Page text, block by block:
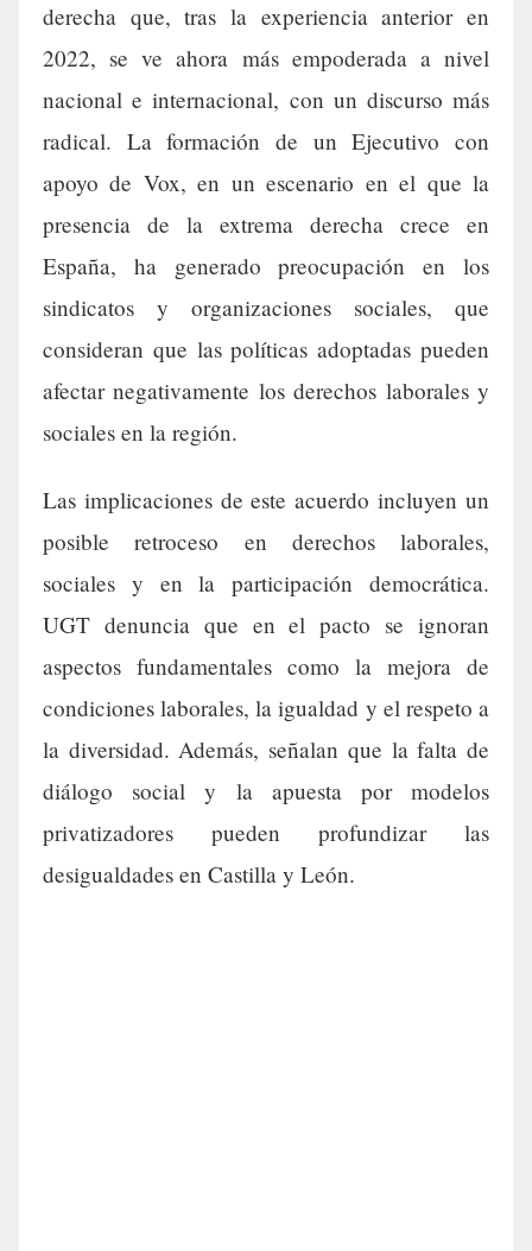
derecha que, tras la experiencia anterior en
2022, se ve ahora más empoderada a nivel
nacional e internacional, con un discurso más
radical. La formación de un Ejecutivo con
apoyo de Vox, en un escenario en el que la
presencia de la extrema derecha crece en
España, ha generado preocupación en los
sindicatos y organizaciones sociales, que
consideran que las políticas adoptadas pueden
afectar negativamente los derechos laborales y
sociales en la región.
Las implicaciones de este acuerdo incluyen un
posible retroceso en derechos laborales,
sociales y en la participación democrática.
UGT denuncia que en el pacto se ignoran
aspectos fundamentales como la mejora de
condiciones laborales, la igualdad y el respeto a
la diversidad. Además, señalan que la falta de
diálogo social y la apuesta por modelos
privatizadores pueden profundizar las
desigualdades en Castilla y León.